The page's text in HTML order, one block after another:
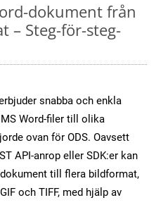
dokument från
– Steg-för-steg-
snabba och enkla
Word-filer till olika
ovan för ODS. Oavsett
API-anrop eller SDK:er kan
till flera bildformat,
och TIFF, med hjälp av